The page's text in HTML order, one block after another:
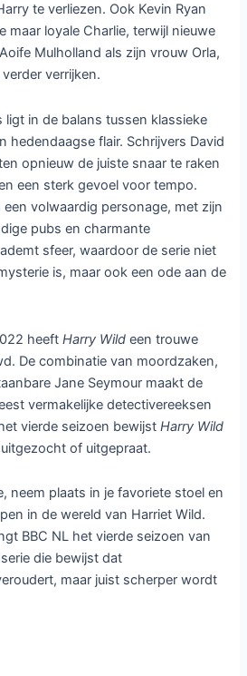
te verliezen. Ook Kevin Ryan
maar loyale Charlie, terwijl nieuwe
Mulholland als zijn vrouw Orla,
verrijken.
ligt in de balans tussen klassieke
hedendaagse flair. Schrijvers David
opnieuw de juiste snaar te raken
een sterk gevoel voor tempo.
volwaardig personage, met zijn
pubs en charmante
sfeer, waardoor de serie niet
is, maar ook een ode aan de
heeftHarry Wild een trouwe
De combinatie van moordzaken,
Jane Seymour maakt de
vermakelijke detectivereeksen
vierde seizoen bewijstHarry Wild
of uitgepraat.
neem plaats in je favoriete stoel en
in de wereld van Harriet Wild.
BBC NL het vierde seizoen van
die bewijst dat
maar juist scherper wordt